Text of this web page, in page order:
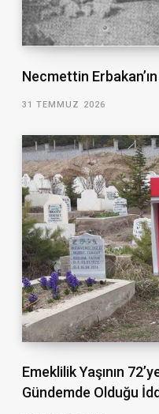
Necmettin
31 TEMMUZ 2026
Emeklilik Yaşının
Gündemde Olduğu